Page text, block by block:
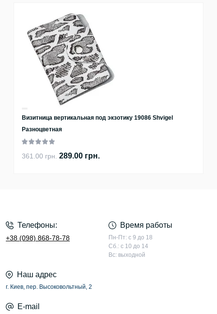
Визитница вертикальная под экзотику 19086 Shvigel
Разноцветная
361.00 грн. 289.00 грн.
Телефоны:
+38 (098) 868-78-78
Время работы
Пн-Пт: с 9 до 18
Сб.: с 10 до 14
Вс: выходной
Наш адрес
г. Киев, пер. Высоковольтный, 2
E-mail